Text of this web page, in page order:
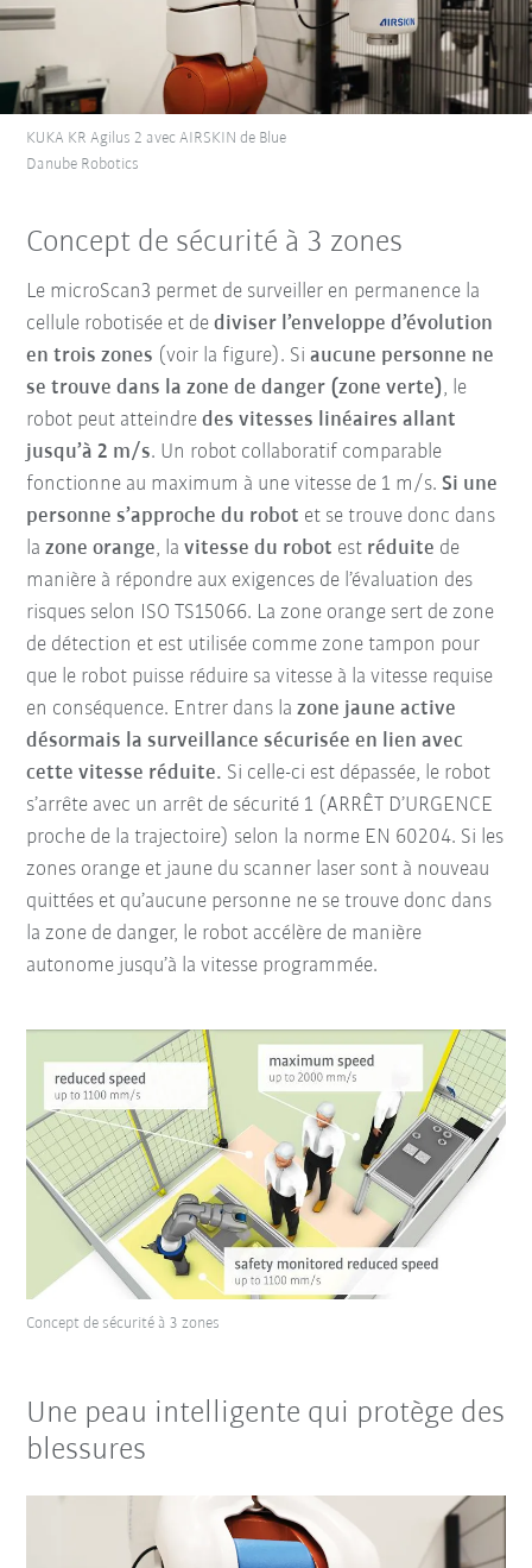
KUKA KR Agilus 2 avec AIRSKIN de Blue
Danube Robotics
Concept de sécurité à 3 zones
Le microScan3 permet de surveiller en permanence la
cellule robotisée et dediviser l’enveloppe d’évolution
en trois zones (voir la figure). Siaucune personne ne
se trouve dans la zone de danger (zone verte), le
robot peut atteindre des vitesses linéaires allant
jusqu’à 2 m/s. Un robot collaboratif comparable
fonctionne au maximum à une vitesse de 1 m/s.Si une
personne s’approche du robot et se trouve donc dans
lazone orange, lavitesse du robot est réduite de
manière à répondre aux exigences de l’évaluation des
risques selon ISO TS15066. La zone orange sert de zone
de détection et est utilisée comme zone tampon pour
que le robot puisse réduire sa vitesse à la vitesse requise
en conséquence. Entrer dans lazone jaune active
désormais la surveillance sécurisée en lien avec
cette vitesse réduite. Si celle-ci est dépassée, le robot
s’arrête avec un arrêt de sécurité 1 (ARRÊT D’URGENCE
proche de la trajectoire) selon la norme EN 60204. Si les
zones orange et jaune du scanner laser sont à nouveau
quittées et qu’aucune personne ne se trouve donc dans
la zone de danger, le robot accélère de manière
autonome jusqu’à la vitesse programmée.
Concept de sécurité à 3 zones
Une peau intelligente qui protège des
blessures